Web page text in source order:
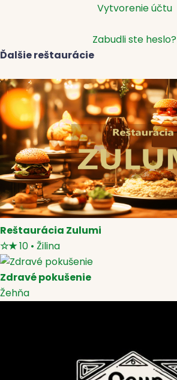
Vytvorenie účtu
Zabudli ste heslo?
Ďalšie reštaurácie
Reštaurácia Zulumi
☆★10 • Žilina
Zdravé pokušenie
Žehňa